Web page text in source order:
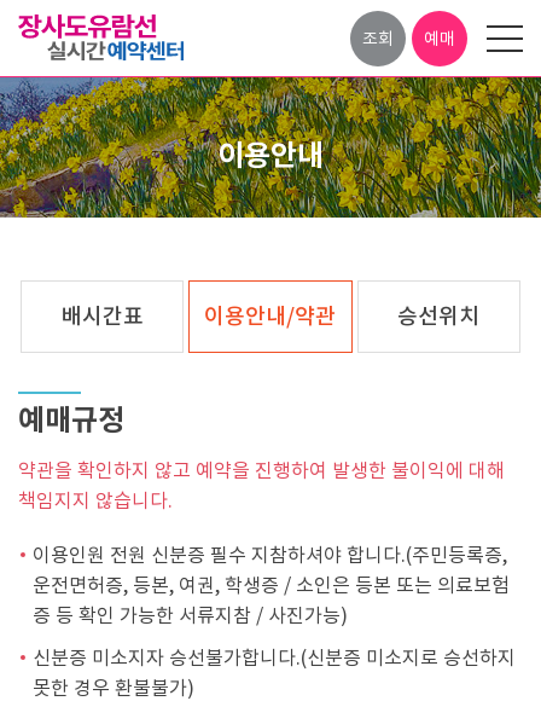
조회 예매
이용안내
배시간표 이용안내/약관 승선위치
예매규정
약관을 확인하지 않고 예약을 진행하여 발생한 불이익에 대해
책임지지 않습니다.
이용인원 전원 신분증 필수 지참하셔야 합니다.(주민등록증,
운전면허증, 등본, 여권, 학생증 / 소인은 등본 또는 의료보험
증 등 확인 가능한 서류지참 / 사진가능)
신분증 미소지자 승선불가합니다.(신분증 미소지로 승선하지
못한 경우 환불불가)